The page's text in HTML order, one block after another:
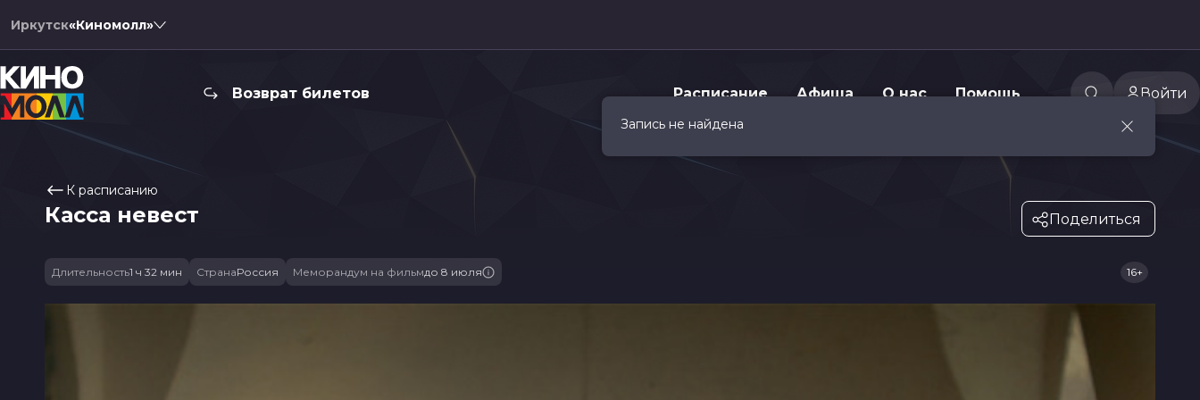
Иркутск«Киномолл»
Возврат билетов Расписание Афиша О нас Помощь Войти
К расписанию
Касса невест Поделиться
Длительность1 ч 32 мин СтранаРоссия Меморандум на фильмдо 8 июля 16+
Запись не найдена